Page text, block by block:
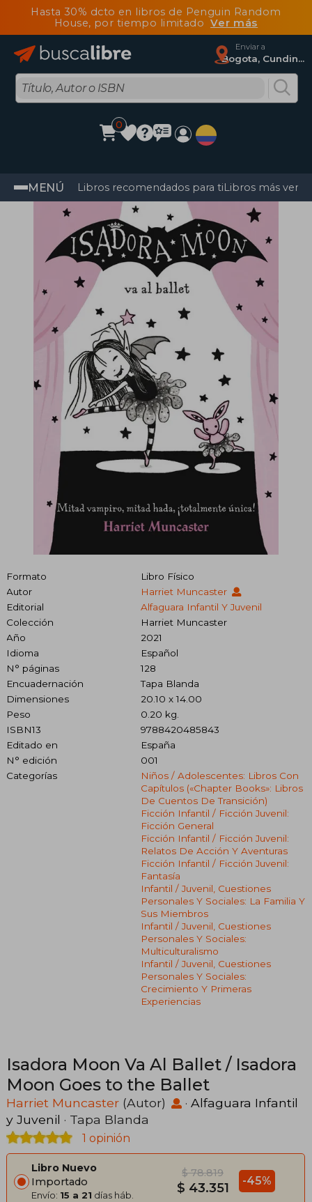
Hasta 30% dcto en libros de Penguin Random
House, por tiempo limitadoVer más
Enviar a
Bogota, Cundinamarca
0
MENÚ Libros recomendados para tiLibros más
Formato
Libro Físico
Autor
Harriet Muncaster
Editorial
Alfaguara Infantil Y Juvenil
Colección
Harriet Muncaster
Año
2021
Idioma
Español
N° páginas
128
Encuadernación
Tapa Blanda
Dimensiones
20.10 x 14.00
Peso
0.20 kg.
ISBN13
9788420485843
Editado en
España
N° edición
001
Categorías
Niños / Adolescentes: Libros Con
Capítulos («chapter Books»: Libros
De Cuentos De Transición)
Ficción Infantil / Ficción Juvenil:
Ficción General
Ficción Infantil / Ficción Juvenil:
Relatos De Acción Y Aventuras
Ficción Infantil / Ficción Juvenil:
Fantasía
Infantil / Juvenil, Cuestiones
Personales Y Sociales: La Familia Y
Sus Miembros
Infantil / Juvenil, Cuestiones
Personales Y Sociales:
Multiculturalismo
Infantil / Juvenil, Cuestiones
Personales Y Sociales:
Crecimiento Y Primeras
Experiencias
Isadora Moon Va Al Ballet / Isadora
Moon Goes to the Ballet
Harriet Muncaster (Autor) · Alfaguara Infantil
y Juvenil · Tapa Blanda
1 opinión
Libro Nuevo
Importado
Envío: 15 a 21 días háb.
$ 78.819
$ 43.351 -45%